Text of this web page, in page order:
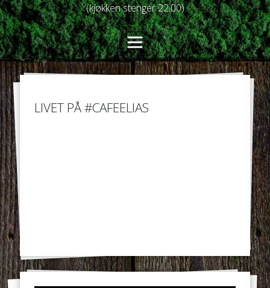
(kjøkken stenger 22.00)
LIVET PÅ #CAFEELIAS